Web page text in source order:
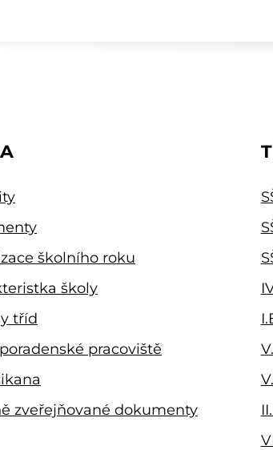
školního roku
školy
tříd
pracoviště
zveřejňované dokumenty